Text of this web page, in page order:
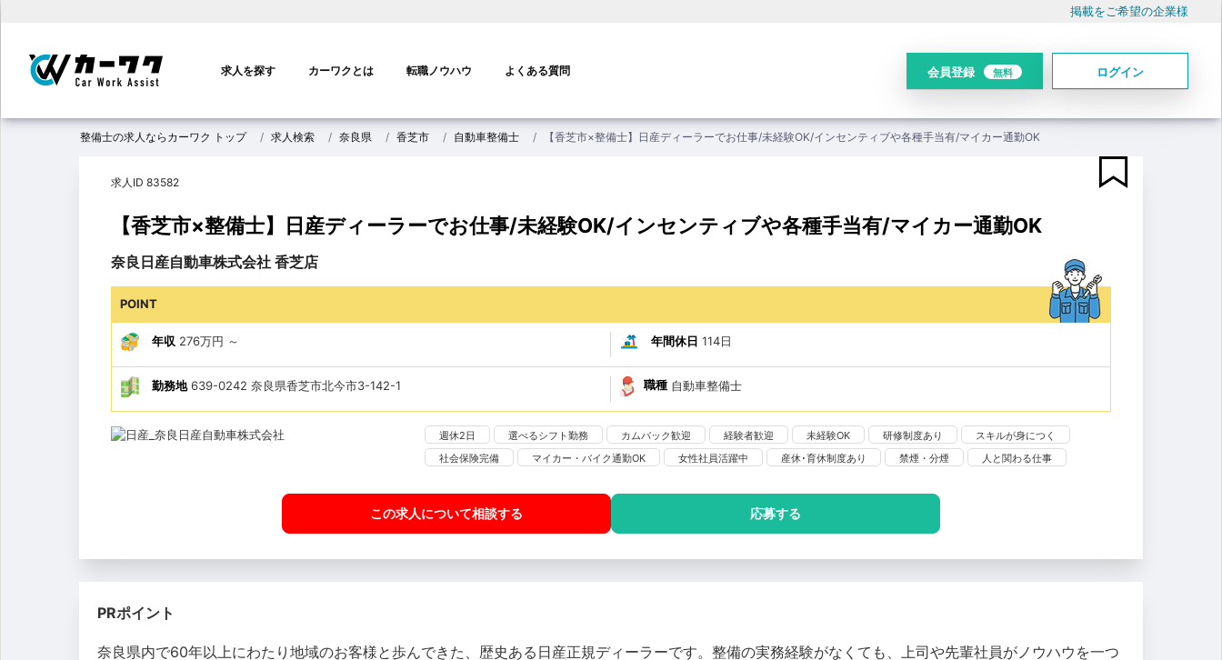
掲載をご希望の企業様
ン
ビ
ゲ
ン
求人を探す カーワクとは 転職ノウハウ よくある質問 会員登録 無料 ログイン
整備士の求人ならカーワク トップ 求人検索 奈良県 香芝市 自動車整備士 【香芝市×整備士】日産ディーラーでお仕事/未経験OK/インセンティブや各種手当有/マイカー通勤OK
求人ID 83582
【香芝市×整備士】日産ディーラーでお仕事/未経験OK/インセンティブや各種手当有/マイカー通勤OK
奈良日産自動車株式会社 香芝店
POINT
年収 276万円 ～ 年間休日 114日
勤務地639-0242 奈良県香芝市北今市3-142-1 職種 自動車整備士
週休2日 選べるシフト勤務 カムバック歓迎 経験者歓迎 未経験OK 研修制度あり
スキルが身につく
社会保険完備
マイカー・バイク通勤OK 女性社員活躍中 産休･育休制度あり 禁煙・分煙 人と関わる仕事
この求人について相談する 応募する
PRポイント
奈良県内で60年以上にわたり地域のお客様と歩んできた、歴史ある日産正規ディーラーです。整備の実務経験がなくても、上司や先輩社員がノウハウを一つ